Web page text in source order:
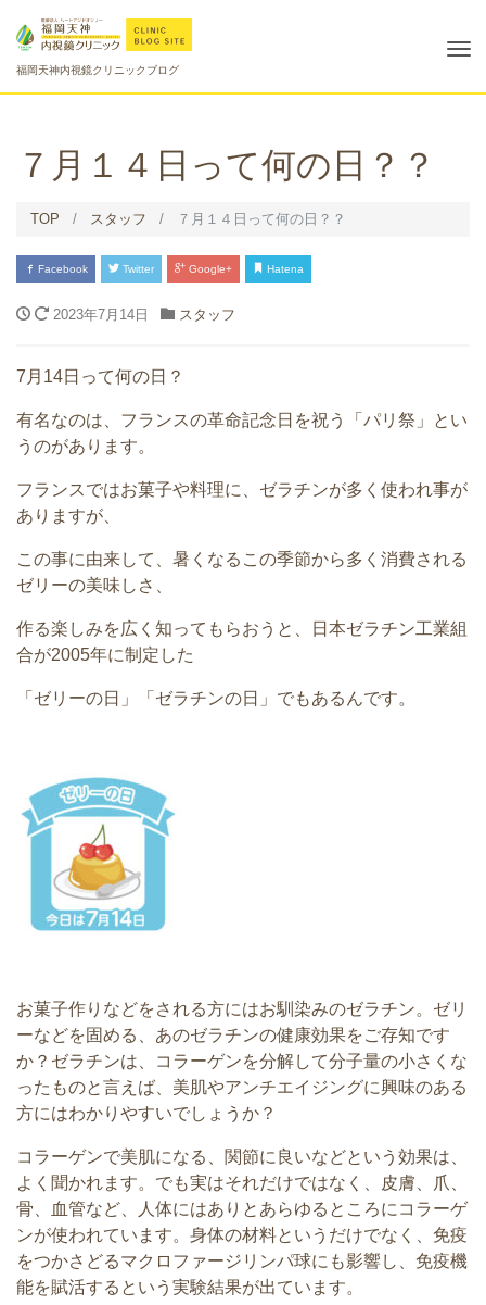
福岡天神内視鏡クリニックブログ
７月１４日って何の日？？
TOP スタッフ ７月１４日って何の日？？
Facebook Twitter Google+ Hatena
2023年7月14日 スタッフ
7月14日って何の日？
有名なのは、フランスの革命記念日を祝う「パリ祭」
とい
うのがあります。
フランスではお菓子や料理に、 ゼラチンが多く使われ事が
ありますが、
この事に由来して、 暑くなるこの季節から多く消費される
ゼリーの美味しさ、
作る楽しみを広く知ってもらおうと、日本ゼラチン工業組
合が2005年に制定した
「ゼリーの日」「ゼラチンの日」 でもあるんです。
お菓子作りなどをされる方にはお馴染みのゼラチン。 ゼリ
ーなどを固める、あのゼラチンの健康効果をご存知です
か？ゼラチンは、
コラーゲンを分解して分子量の小さくな
ったものと言えば、 美肌やアンチエイジングに興味のある
方にはわかりやすいでしょう か？
コラーゲンで美肌になる、関節に良いなどという効果は、
よく聞かれます。でも実はそれだけではなく、皮膚、爪、
骨、
血管など、
人体にはありとあらゆるところにコラーゲ
ンが使われています。 身体の材料というだけでなく、 免疫
をつかさどるマクロファージリンパ球にも影響し、 免疫機
能を賦活するという実験結果が出ています。